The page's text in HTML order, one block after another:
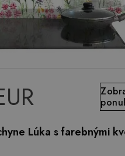
Lúka s farebnými